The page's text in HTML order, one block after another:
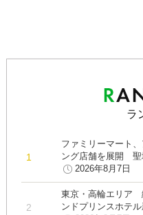
ラ
ファミリーマート
ング店舗を展開 聖
2026年8月7日
東京・高輪エリア
ンドプリンスホテ